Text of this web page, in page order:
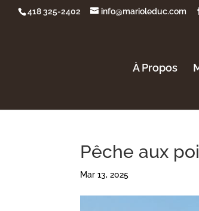
418 325-2402 info@marioleduc.com
À Propos
Pêche aux
Mar 13, 2025